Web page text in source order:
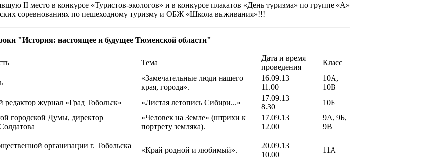
II место в конкурсе «Туристов-экологов» и в конкурсе плакатов «День туризма» по группе «А»
соревнованиях по пешеходному туризму и ОБЖ «Школа выживания»!!!
"История: настоящее и будущее Тюменской области"
Тема
Дата и время
проведения
Класс
«Замечательные люди нашего
края, города».
16.09.13
11.00
10А,
10В
журнал «Град Тобольск» «Листая летопись Сибири...»
17.09.13
8.30
10Б
городской Думы, директор
«Человек на Земле» (штрихи к
портрету земляка).
17.09.13
12.00
9А, 9Б,
9В
организации г. Тобольска
«Край родной и любимый».
20.09.13
10.00
11А